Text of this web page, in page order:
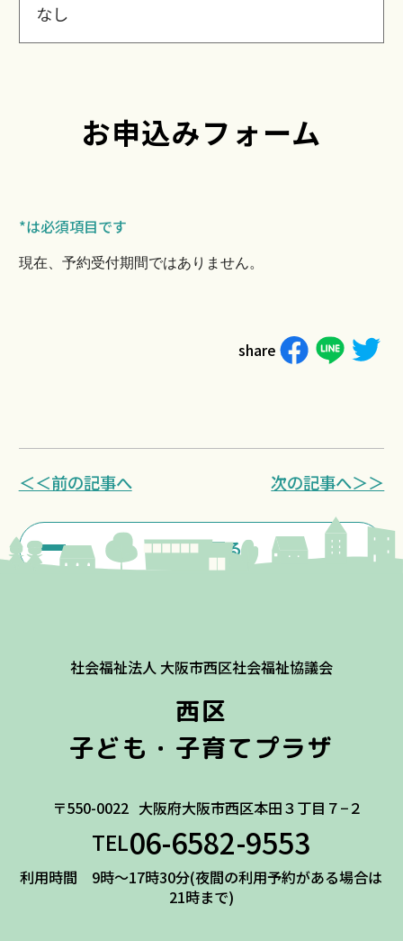
なし
お申込みフォーム
*は必須項目です
現在、予約受付期間ではありません。
share
＜＜前の記事へ
一覧に戻る
次の記事へ＞＞
社会福祉法人 大阪市西区社会福祉協議会
西区
子ども・子育てプラザ
〒550-0022 大阪府大阪市西区本田３丁目７−２
TEL06-6582-9553
利用時間 9時～17時30分(夜間の利用予約がある場合は
21時まで)